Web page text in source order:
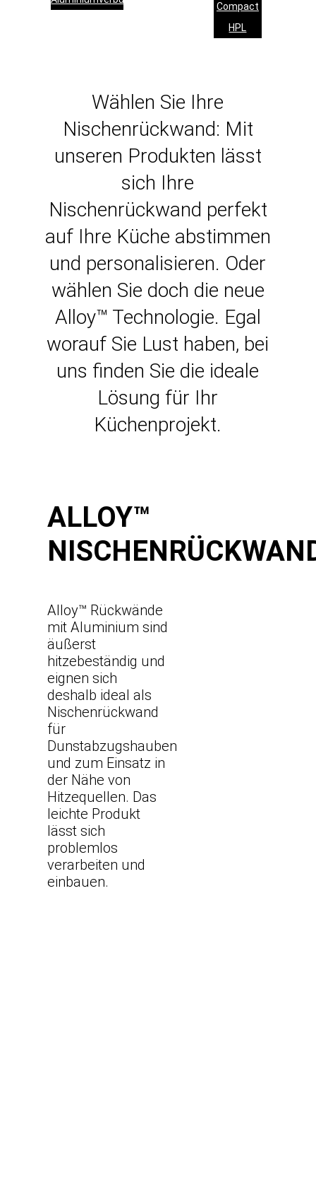
Compact
HPL
Wählen Sie Ihre
Nischenrückwand: Mit
unseren Produkten lässt
sich Ihre
Nischenrückwand perfekt
auf Ihre Küche abstimmen
und personalisieren. Oder
wählen Sie doch die neue
Alloy™ Technologie. Egal
worauf Sie Lust haben, bei
uns finden Sie die ideale
Lösung für Ihr
Küchenprojekt.
ALLOY™
Alloy™ Rückwände
mit Aluminium sind
äußerst
hitzebeständig und
eignen sich
deshalb ideal als
Nischenrückwand
für
Dunstabzugshauben
und zum Einsatz in
der Nähe von
Hitzequellen. Das
leichte Produkt
lässt sich
problemlos
verarbeiten und
einbauen.